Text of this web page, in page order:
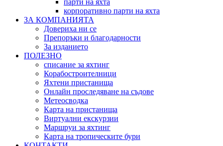
парти на яхта
корпоративно парти на яхта
ЗА КОМПАНИЯТА
Довериха ни се
Препоръки и благодарности
За изданието
ПОЛЕЗНО
списание за яхтинг
Корабостроителници
Яхтени пристанища
Онлайн проследяване на съдове
Метеосводка
Карта на пристанища
Виртуални екскурзии
Маршруи за яхтинг
Карта на тропическите бури